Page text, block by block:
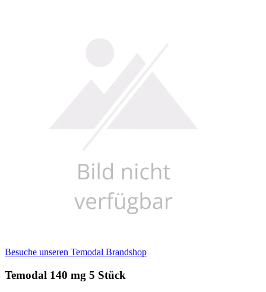
Besuche unseren Temodal Brandshop
Temodal 140 mg 5 Stück